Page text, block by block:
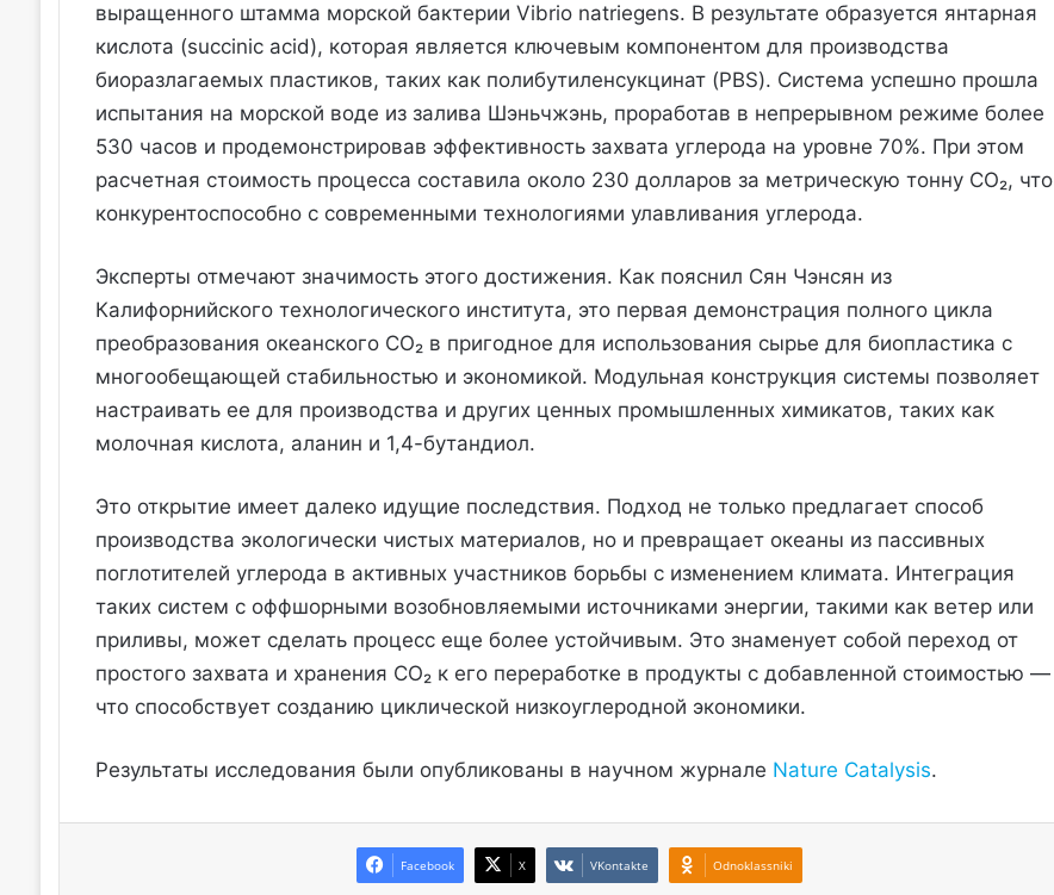
выращенного штамма морской бактерии Vibrio natriegens. В результате образуется янтарная
кислота (succinic acid), которая является ключевым компонентом для производства
биоразлагаемых пластиков, таких как полибутиленсукцинат (PBS). Система успешно прошла
испытания на морской воде из залива Шэньчжэнь, проработав в непрерывном режиме более
530 часов и продемонстрировав эффективность захвата углерода на уровне 70%. При этом
расчетная стоимость процесса составила около 230 долларов за метрическую тонну CO₂, что
конкурентоспособно с современными технологиями улавливания углерода.
Эксперты отмечают значимость этого достижения. Как пояснил Сян Чэнсян из
Калифорнийского технологического института, это первая демонстрация полного цикла
преобразования океанского CO₂ в пригодное для использования сырье для биопластика с
многообещающей стабильностью и экономикой. Модульная конструкция системы позволяет
настраивать ее для производства и других ценных промышленных химикатов, таких как
молочная кислота, аланин и 1,4-бутандиол.
Это открытие имеет далеко идущие последствия. Подход не только предлагает способ
производства экологически чистых материалов, но и превращает океаны из пассивных
поглотителей углерода в активных участников борьбы с изменением климата. Интеграция
таких систем с оффшорными возобновляемыми источниками энергии, такими как ветер или
приливы, может сделать процесс еще более устойчивым. Это знаменует собой переход от
простого захвата и хранения CO₂ к его переработке в продукты с добавленной стоимостью —
что способствует созданию циклической низкоуглеродной экономики.
Результаты исследования были опубликованы в научном журнале Nature Catalysis.
Facebook X VKontakte Odnoklassniki